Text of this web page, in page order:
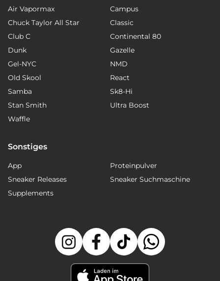
Air Vapormax
Campus
Chuck Taylor All Star
Classic
Club C
Continental 80
Dunk
Gazelle
Gel-NYC
NMD
Old Skool
React
Samba
Sk8-Hi
Stan Smith
Ultra Boost
Waffle
Sonstiges
App
Proteinpulver
Sneaker Releases
Sneaker Suchmaschine
Supplements